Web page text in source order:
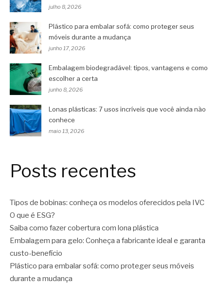
julho 8, 2026
Plástico para embalar sofá: como proteger seus
móveis durante a mudança
junho 17, 2026
Embalagem biodegradável: tipos, vantagens e como
escolher a certa
junho 8, 2026
Lonas plásticas: 7 usos incríveis que você ainda não
conhece
maio 13, 2026
Posts recentes
Tipos de bobinas: conheça os modelos oferecidos pela IVC
O que é ESG?
Saiba como fazer cobertura com lona plástica
Embalagem para gelo: Conheça a fabricante ideal e garanta
custo-benefício
Plástico para embalar sofá: como proteger seus móveis
durante a mudança